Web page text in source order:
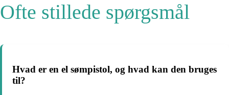
Ofte stillede spørgsmål
Hvad er en el sømpistol, og hvad kan den bruges
til?